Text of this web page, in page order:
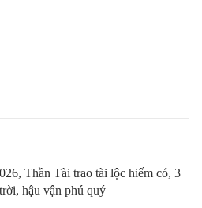
Thần Tài trao tài lộc hiếm có, 3
hậu vận phú quý